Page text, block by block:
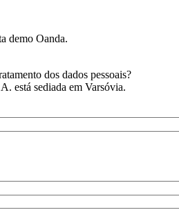
demo Oanda.
dos dados pessoais?
está sediada em Varsóvia.